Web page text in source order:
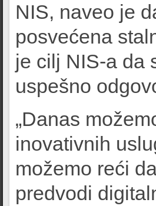
NIS, naveo je
posvećena
je cilj NIS-a da
uspešno
„Danas
inovativnih
možemo reći
predvodi